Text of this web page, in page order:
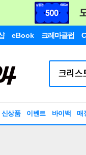
eBook 크레마클럽
신상품 이벤트 바이백 매